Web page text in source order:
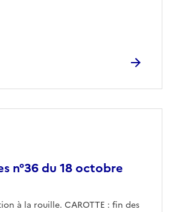
n°36 du 18 octobre
à la rouille. CAROTTE : fin des